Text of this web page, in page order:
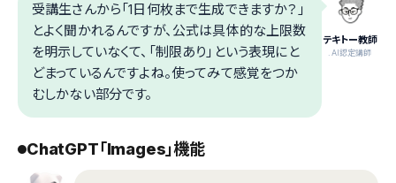
テキトー教師
.AI認定講師
受講生さんから「1日何枚まで生成できますか？」
とよく聞かれるんですが、公式は具体的な上限数
を明示していなくて、「制限あり」という表現にと
どまっているんですよね。使ってみて感覚をつか
むしかない部分です。
ChatGPT「Images」機能